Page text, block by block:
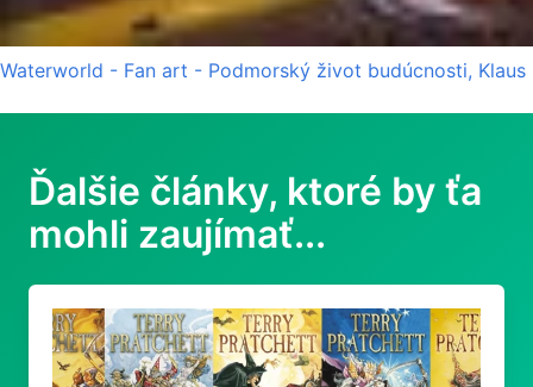
Waterworld - Fan art - Podmorský život budúcnosti, Klaus
Ďalšie články, ktoré by ťa
mohli zaujímať...